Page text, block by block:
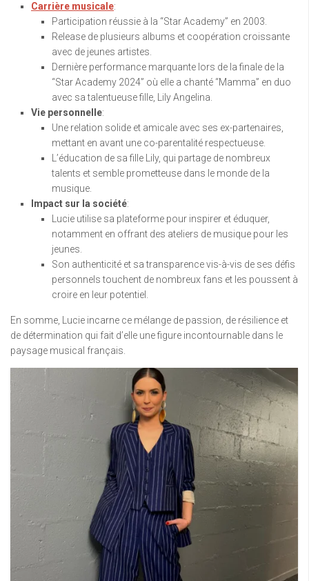
Carrière musicale:
Participation réussie à la “Star Academy” en 2003.
Release de plusieurs albums et coopération croissante
avec de jeunes artistes.
Dernière performance marquante lors de la finale de la
“Star Academy 2024” où elle a chanté “Mamma” en duo
avec sa talentueuse fille, Lily Angelina.
Vie personnelle:
Une relation solide et amicale avec ses ex-partenaires,
mettant en avant une co-parentalité respectueuse.
L’éducation de sa fille Lily, qui partage de nombreux
talents et semble prometteuse dans le monde de la
musique.
Impact sur la société:
Lucie utilise sa plateforme pour inspirer et éduquer,
notamment en offrant des ateliers de musique pour les
jeunes.
Son authenticité et sa transparence vis-à-vis de ses défis
personnels touchent de nombreux fans et les poussent à
croire en leur potentiel.
En somme, Lucie incarne ce mélange de passion, de résilience et
de détermination qui fait d’elle une figure incontournable dans le
paysage musical français.